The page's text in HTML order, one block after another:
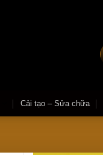
Cải tạo – Sửa chữa